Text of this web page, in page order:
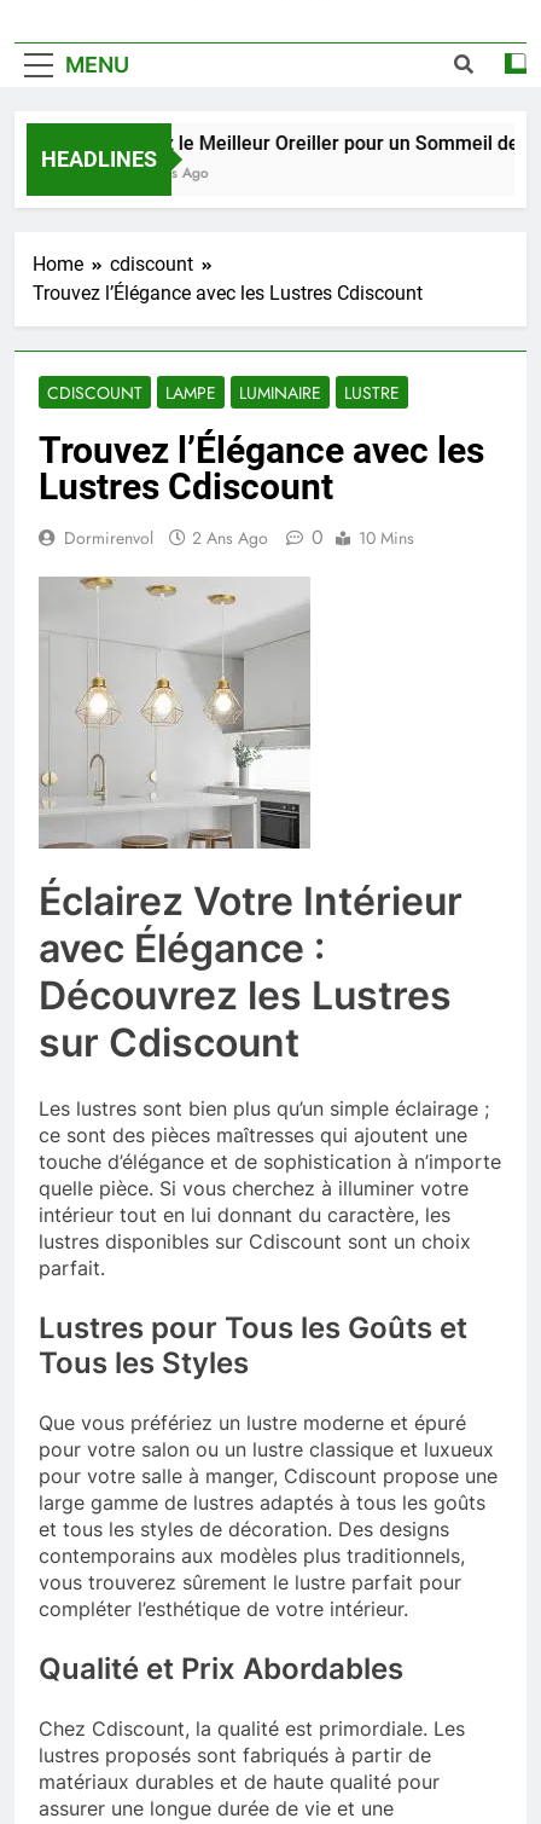
MENU
HEADLINES
Trouvez le Meilleur Oreiller pour un Sommeil de
2 Semaines Ago
Home
cdiscount
Trouvez l’Élégance avec les Lustres Cdiscount
CDISCOUNT LAMPE LUMINAIRE LUSTRE
Trouvez l’Élégance avec les
Lustres Cdiscount
Dormirenvol 2 Ans Ago 0 10 Mins
Éclairez Votre Intérieur
avec Élégance :
Découvrez les Lustres
sur Cdiscount
Les lustres sont bien plus qu’un simple éclairage ;
ce sont des pièces maîtresses qui ajoutent une
touche d’élégance et de sophistication à n’importe
quelle pièce. Si vous cherchez à illuminer votre
intérieur tout en lui donnant du caractère, les
lustres disponibles sur Cdiscount sont un choix
parfait.
Lustres pour Tous les Goûts et
Tous les Styles
Que vous préfériez un lustre moderne et épuré
pour votre salon ou un lustre classique et luxueux
pour votre salle à manger, Cdiscount propose une
large gamme de lustres adaptés à tous les goûts
et tous les styles de décoration. Des designs
contemporains aux modèles plus traditionnels,
vous trouverez sûrement le lustre parfait pour
compléter l’esthétique de votre intérieur.
Qualité et Prix Abordables
Chez Cdiscount, la qualité est primordiale. Les
lustres proposés sont fabriqués à partir de
matériaux durables et de haute qualité pour
assurer une longue durée de vie et une